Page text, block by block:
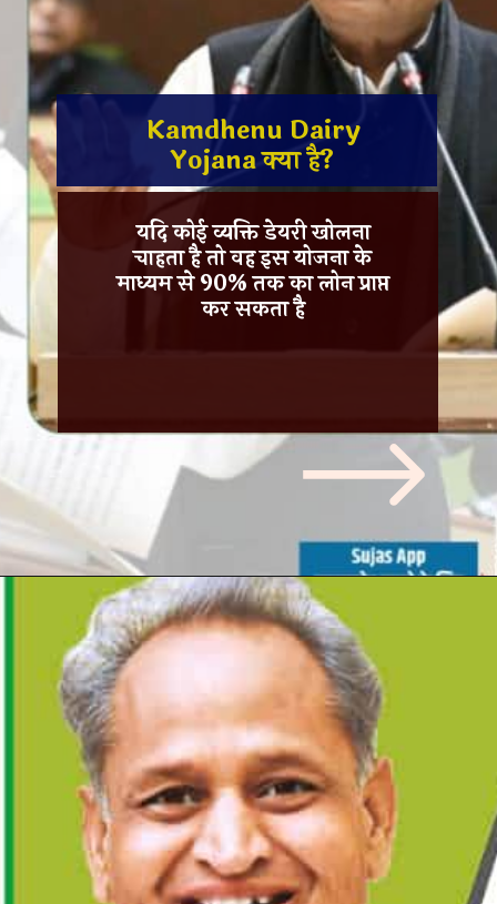
Kamdhenu Dairy
Yojana क्या है?
यदि कोई व्यक्ति डेयरी खोलना
चाहता है तो वह इस योजना के
माध्यम से 90% तक का लोन प्राप्त
कर सकता है